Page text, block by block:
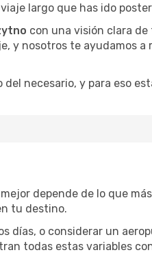
largo que has ido
con una visión clara de
y nosotros te ayudamos a
necesario, y para eso
depende de lo que
tu destino.
días, o considerar un
todas estas variables